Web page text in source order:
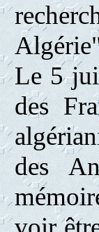
Le 5
des
des